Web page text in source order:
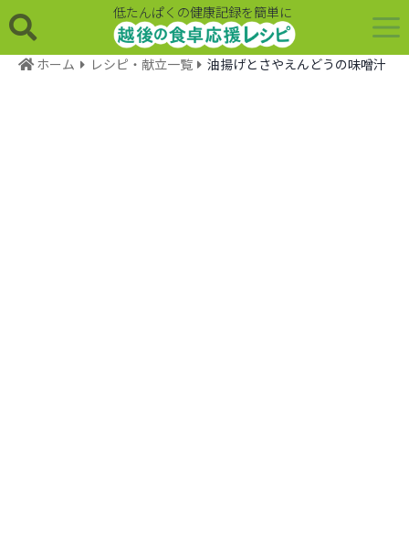
低たんぱくの健康記録を簡単に
ホーム レシピ・献立一覧 油揚げとさやえんどうの味噌汁